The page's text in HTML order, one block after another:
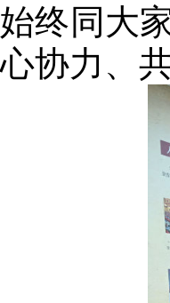
始终同大
心协力、